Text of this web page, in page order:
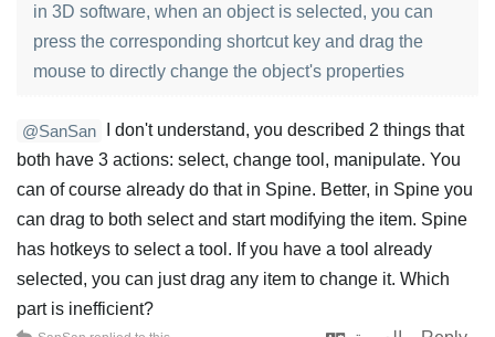
in 3D software, when an object is selected, you can
press the corresponding shortcut key and drag the
mouse to directly change the object's properties
@SanSan
I don't understand, you described 2 things that
both have 3 actions: select, change tool, manipulate. You
can of course already do that in Spine. Better, in Spine you
can drag to both select and start modifying the item. Spine
has hotkeys to select a tool. If you have a tool already
selected, you can just drag any item to change it. Which
part is inefficient?